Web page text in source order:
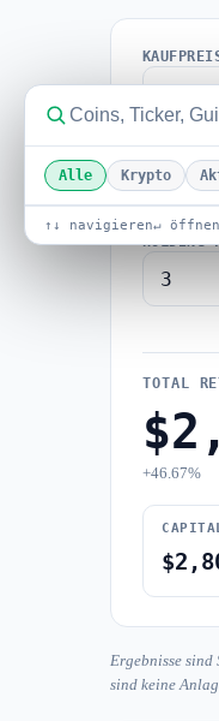
Alle Krypto
↑↓ navigieren↵ öffnen
SHARES
HOLDING
TOTAL
+46.67%
Ergebnisse sind
sind keine